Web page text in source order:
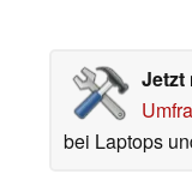
Jetzt
bei Laptops